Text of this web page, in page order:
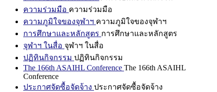
ความร่วมมือ ความร่วมมือ
ความภูมิใจของจุฬาฯ ความภูมิใจของจุฬาฯ
การศึกษาและหลักสูตร การศึกษาและหลักสูตร
จุฬาฯ ในสื่อ จุฬาฯ ในสื่อ
ปฏิทินกิจกรรม ปฏิทินกิจกรรม
The 166th ASAIHL Conference The 166th ASAIHL
Conference
ประกาศจัดซื้อจัดจ้าง ประกาศจัดซื้อจัดจ้าง